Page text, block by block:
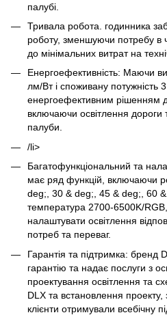
палубі.
Тривала робота. годинника
роботу, зменшуючи потребу в
до мінімальних витрат на
Енергоефективність: Маючи
лм/Вт і споживану потужність
енергоефективним рішенням
включаючи освітлення дороги
палуби.
/li>
Багатофункціональний та
має ряд функцій, включаючи
deg;, 30 & deg;, 45 & deg;, 60 &
температура 2700-6500K/
налаштувати освітлення
потреб та переваг.
Гарантія та підтримка: бренд
гарантію та надає послуги з
проектування освітлення та
DLX та встановлення
клієнти отримували всебічну